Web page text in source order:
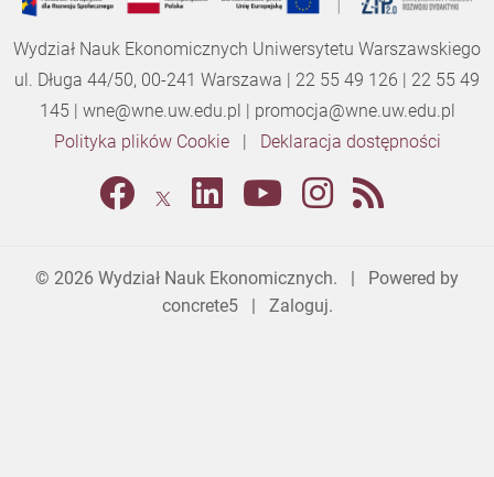
Wydział Nauk Ekonomicznych Uniwersytetu Warszawskiego
ul. Długa 44/50, 00-241 Warszawa | 22 55 49 126 | 22 55 49
145 | wne@wne.uw.edu.pl | promocja@wne.uw.edu.pl
Polityka plików Cookie| Deklaracja dostępności
© 2026 Wydział Nauk Ekonomicznych. | Powered by
concrete5| Zaloguj.